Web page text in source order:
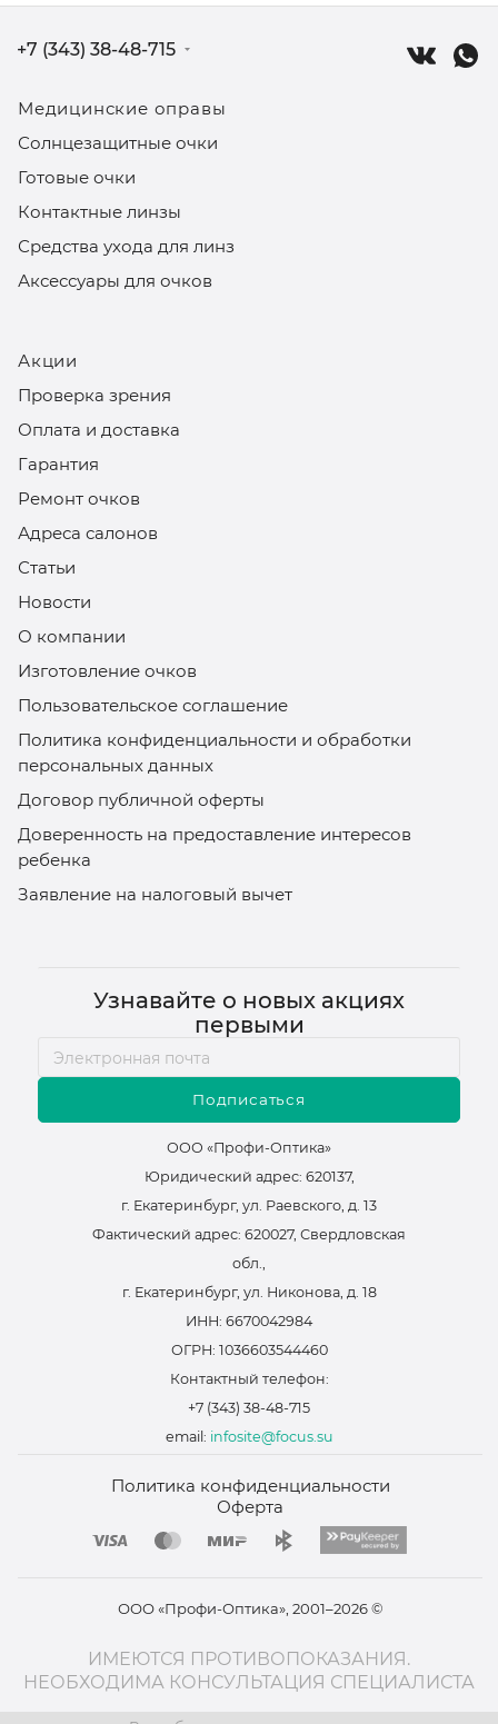
Медицинские оправы
Солнцезащитные очки
Готовые очки
Контактные линзы
Средства ухода для линз
Аксессуары для очков
Акции
Проверка зрения
Оплата и доставка
Гарантия
Ремонт очков
Адреса салонов
Статьи
Новости
О компании
Изготовление очков
Пользовательское соглашение
Политика конфиденциальности и обработки
персональных данных
Договор публичной оферты
Доверенность на предоставление интересов
ребенка
Заявление на налоговый вычет
Узнавайте о новых акциях
первыми
Подписаться
+7 (343) 38-48-715
ООО «Профи-Оптика»
Юридический адрес: 620137,
г. Екатеринбург, ул. Раевского, д. 13
Фактический адрес: 620027, Свердловская
обл.,
г. Екатеринбург, ул. Никонова, д. 18
ИНН: 6670042984
ОГРН: 1036603544460
Контактный телефон:
+7 (343) 38-48-715
email: infosite@focus.su
ООО «Профи-Оптика», 2001–2026 ©
Политика конфиденциальности
Оферта
ИМЕЮТСЯ ПРОТИВОПОКАЗАНИЯ.
НЕОБХОДИМА КОНСУЛЬТАЦИЯ СПЕЦИАЛИСТА